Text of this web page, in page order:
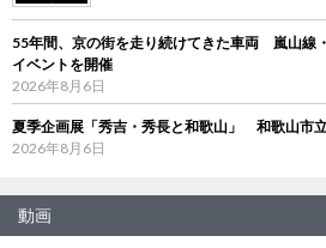
55年間、京の街を走り続けてきた車両 嵐山線
イベントを開催
2026年8月6日
夏季企画展「秀吉・秀長と和歌山」 和歌山市
2026年8月6日
動画